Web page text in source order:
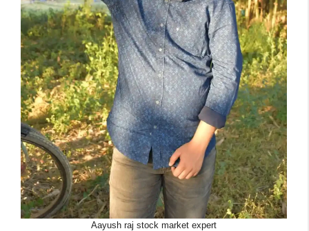
Aayush raj stock market expert